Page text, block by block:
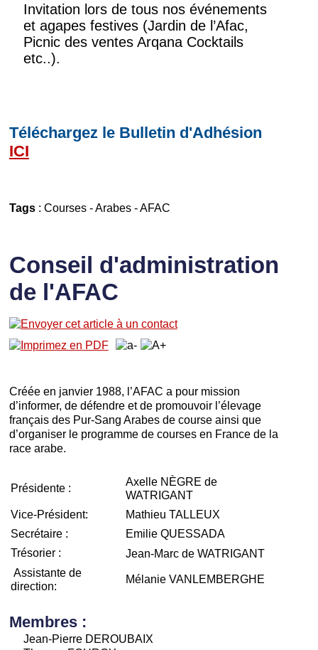
Invitation lors de tous nos événements
et agapes festives (Jardin de l’Afac,
Picnic des ventes Arqana Cocktails
etc..).
Téléchargez le Bulletin d'Adhésion
ICI
Tags: Courses- Arabes- AFAC
Conseil d'administration
de l'AFAC
Créée en janvier 1988, l’AFAC a pour mission
d’informer, de défendre et de promouvoir l’élevage
français des Pur-Sang Arabes de course ainsi que
d’organiser le programme de courses en France de la
race arabe.
Présidente :
Axelle NÈGRE de
WATRIGANT
Vice-Président:
Mathieu TALLEUX
Secrétaire :
Emilie QUESSADA
Trésorier :
Jean-Marc de WATRIGANT
Assistante de
direction:
Mélanie VANLEMBERGHE
Membres :
Jean-Pierre DEROUBAIX